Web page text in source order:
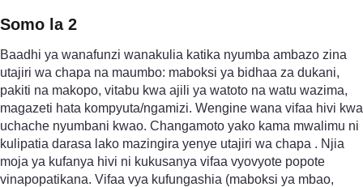
Somo la 2
Baadhi ya wanafunzi wanakulia katika nyumba ambazo zina
utajiri wa chapa na maumbo: maboksi ya bidhaa za dukani,
pakiti na makopo, vitabu kwa ajili ya watoto na watu wazima,
magazeti hata kompyuta/ngamizi. Wengine wana vifaa hivi kwa
uchache nyumbani kwao. Changamoto yako kama mwalimu ni
kulipatia darasa lako mazingira yenye utajiri wa chapa . Njia
moja ya kufanya hivi ni kukusanya vifaa vyovyote popote
vinapopatikana. Vifaa vya kufungashia (maboksi ya mbao,